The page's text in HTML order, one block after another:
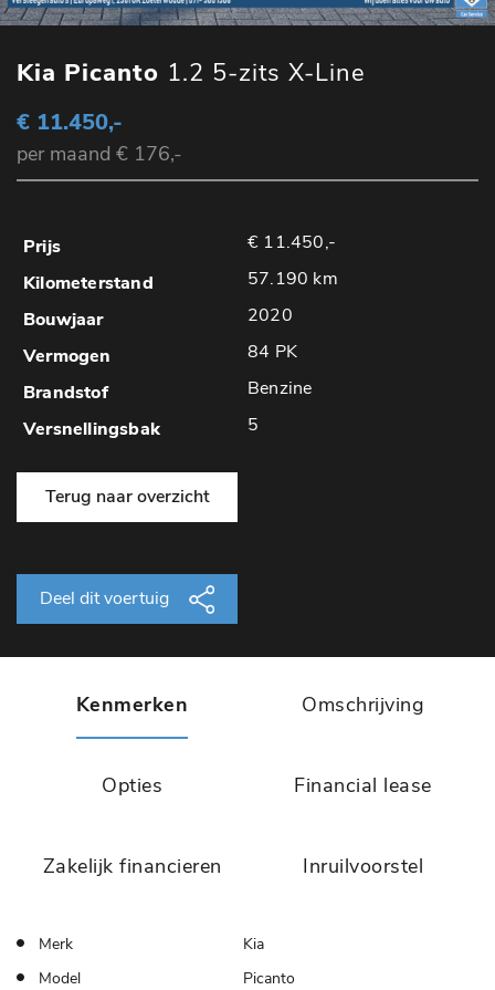
Kia Picanto 1.2 5-zits X-Line
€ 11.450,-
per maand € 176,-
€ 11.450,-
57.190 km
2020
84 PK
Benzine
5
Terug naar overzicht
Deel dit voertuig
Kenmerken Omschrijving
Opties Financial lease
Zakelijk financieren Inruilvoorstel
Merk
Kia
Model
Picanto